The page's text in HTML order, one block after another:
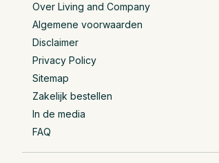
Over Living and Company
Algemene voorwaarden
Disclaimer
Privacy Policy
Sitemap
Zakelijk bestellen
In de media
FAQ